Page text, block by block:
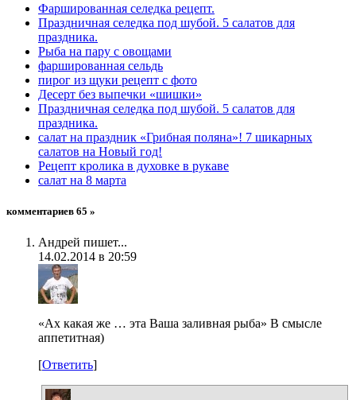
Фаршированная селедка рецепт.
Праздничная селедка под шубой. 5 салатов для
праздника.
Рыба на пару с овощами
фаршированная сельдь
пирог из щуки рецепт с фото
Десерт без выпечки «шишки»
Праздничная селедка под шубой. 5 салатов для
праздника.
салат на праздник «Грибная поляна»! 7 шикарных
салатов на Новый год!
Рецепт кролика в духовке в рукаве
салат на 8 марта
комментариев 65 »
Андрей пишет...
14.02.2014 в 20:59
«Ах какая же … эта Ваша заливная рыба» В смысле
аппетитная)
[Ответить]